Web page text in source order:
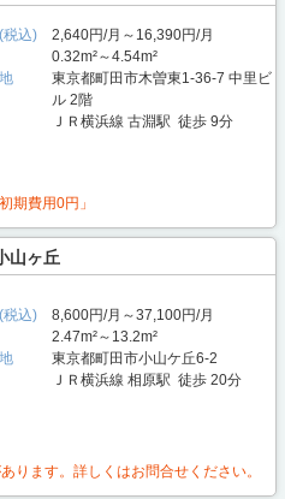
税込)
2,640円/月～16,390円/月
0.32m²～4.54m²
東京都町田市木曽東1-36-7 中里ビ
ル 2階
ＪＲ横浜線 古淵駅 徒歩 9分
期費用0円」
山ヶ丘
税込)
8,600円/月～37,100円/月
2.47m²～13.2m²
東京都町田市小山ケ丘6-2
ＪＲ横浜線 相原駅 徒歩 20分
ります。詳しくはお問合せください。